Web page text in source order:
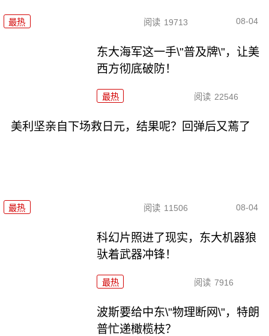
最热 阅读 19713 08-04
东大海军这一手\"普及牌\"，让美
西方彻底破防！
最热 阅读 22546
美利坚亲自下场救日元，结果呢？回弹后又蔫了
最热 阅读 11506 08-04
科幻片照进了现实，东大机器狼
驮着武器冲锋！
最热 阅读 7916
波斯要给中东\"物理断网\"，特朗
普忙递橄榄枝？